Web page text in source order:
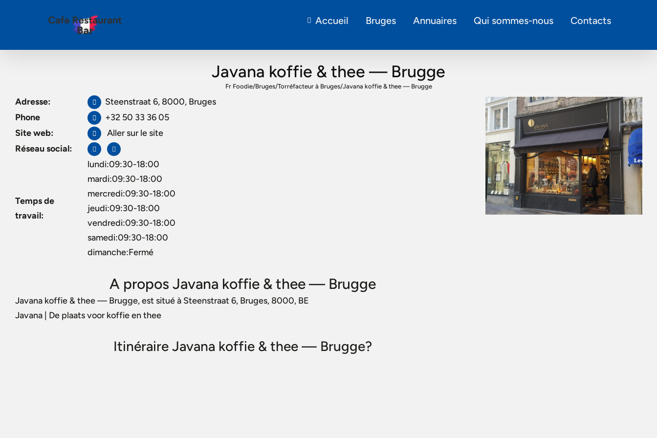
Accueil Bruges Annuaires Qui sommes-nous Contacts
Javana koffie & thee — Brugge
Fr Foodie/Bruges/Torréfacteur à Bruges/Javana koffie & thee — Brugge
Adresse:
Steenstraat 6, 8000, Bruges
Phone
+32 50 33 36 05
Site web:
Aller sur le site
Réseau social:
Temps de
travail:
lundi:09:30-18:00
mardi:09:30-18:00
mercredi:09:30-18:00
jeudi:09:30-18:00
vendredi:09:30-18:00
samedi:09:30-18:00
dimanche:Fermé
A propos Javana koffie & thee — Brugge
Javana koffie & thee — Brugge, est situé à Steenstraat 6, Bruges, 8000, BE
Javana | De plaats voor koffie en thee
Itinéraire Javana koffie & thee — Brugge?